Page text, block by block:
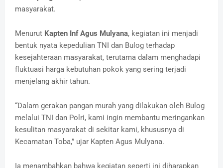
masyarakat.
Menurut Kapten Inf Agus Mulyana, kegiatan ini menjadi
bentuk nyata kepedulian TNI dan Bulog terhadap
kesejahteraan masyarakat, terutama dalam menghadapi
fluktuasi harga kebutuhan pokok yang sering terjadi
menjelang akhir tahun.
“Dalam gerakan pangan murah yang dilakukan oleh Bulog
melalui TNI dan Polri, kami ingin membantu meringankan
kesulitan masyarakat di sekitar kami, khususnya di
Kecamatan Toba,” ujar Kapten Agus Mulyana.
Ia menambahkan bahwa kegiatan seperti ini diharapkan